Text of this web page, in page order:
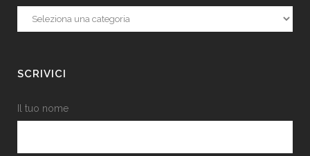
Categorie
SCRIVICI
Il tuo nome